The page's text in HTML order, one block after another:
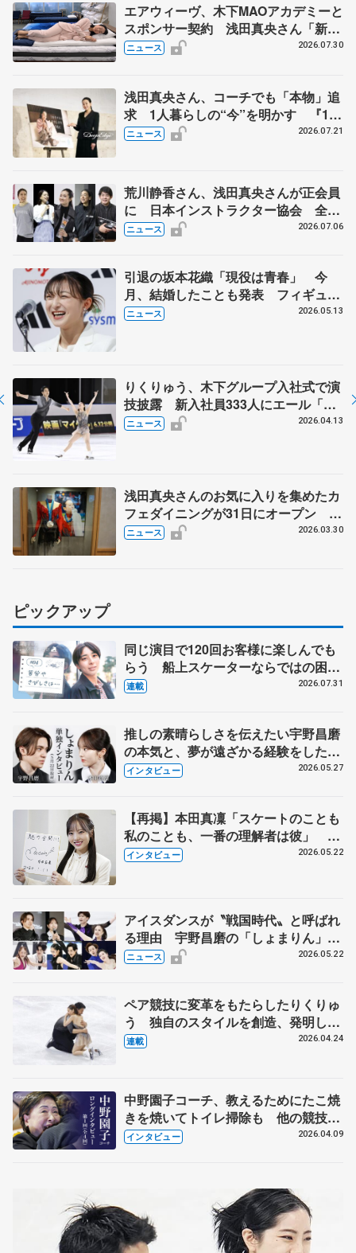
エアウィーヴ、木下MAOアカデミーと
スポンサー契約 浅田真央さん「新た
な挑戦にも寄り添っていただけること
ニュース 2026.07.30
浅田真央さん、コーチでも「本物」追
求 1人暮らしの“今”を明かす 『1秒
タオル』ホットマンのブランドアンバ
ニュース 2026.07.21
荒川静香さん、浅田真央さんが正会員
に 日本インストラクター協会 全日
本フィギュアなどでのコーチ資格へ新
ニュース 2026.07.06
引退の坂本花織「現役は青春」 今
月、結婚したことも発表 フィギュア
日本女子初の五輪３大会出場で最多メ
ニュース 2026.05.13
りくりゅう、木下グループ入社式で演
技披露 新入社員333人にエール「経
験が自分つくる」
ニュース 2026.04.13
浅田真央さんのお気に入りを集めたカ
フェダイニングが31日にオープン
『MAO RINK』、衣装や幼少期の写真
ニュース 2026.03.30
ピックアップ
同じ演目で120回お客様に楽しんでも
らう 船上スケーターならではの困難
とは 影響あったPIW前キャプテン松
連載 2026.07.31
推しの素晴らしさを伝えたい宇野昌磨
の本気と、夢が遠ざかる経験をした本
田真凜の覚悟
インタビュー 2026.05.27
【再掲】本田真凜「スケートのことも
私のことも、一番の理解者は彼」 引
退時の単独インタビューで語った競技
インタビュー 2026.05.22
アイスダンスが〝戦国時代〟と呼ばれ
る理由 宇野昌磨の「しょまりん」ら
実力者が相次いで参戦 国内の競争激
ニュース 2026.05.22
ペア競技に変革をもたらしたりくりゅ
う 独自のスタイルを創造、発明した
【引退発表後②】
連載 2026.04.24
中野園子コーチ、教えるためにたこ焼
きを焼いてトイレ掃除も 他の競技に
も通用するという坂本花織の筋肉
インタビュー 2026.04.09